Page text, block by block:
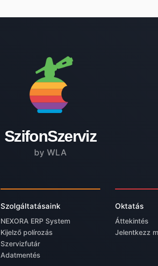
SzifonSzerviz
by WLA
Szolgáltatásaink
NEXORA ERP System
Kijelző polírozás
Szervizfutár
Adatmentés
Oktatás
Áttekintés
Jelentkezz